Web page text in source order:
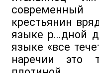
крестьянин
языке р...дной
языке «все
наречии это